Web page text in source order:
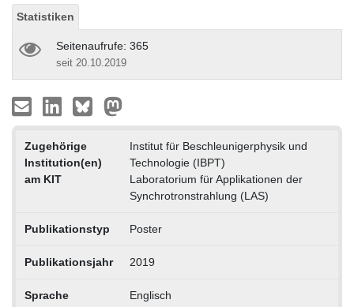
Statistiken
Seitenaufrufe: 365
seit 20.10.2019
Zugehörige
Institution(en)
am KIT
Institut für Beschleunigerphysik und
Technologie (IBPT)
Laboratorium für Applikationen der
Synchrotronstrahlung (LAS)
Publikationstyp Poster
Publikationsjahr 2019
Sprache Englisch